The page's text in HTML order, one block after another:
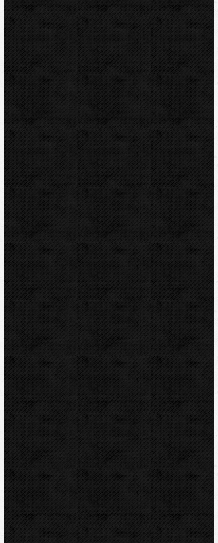
Lokalizace a trasování
Značky
RIDGID
BERNZOMATIC
NIPO
ROTHENBERGER
REMS
VIRAX
LEISTER
CBC
KEMPER
Guilbert EXPRESS
ZENTEN
DYTRON
KNIPEX
LOXEAL
REED